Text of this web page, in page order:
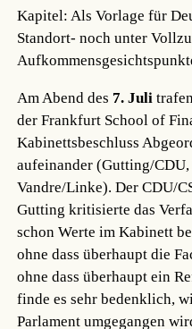
Kapitel: Als Vorlage für
Standort- noch unter
Am Abend des 7. Juli
der Frankfurt School of
Kabinettsbeschluss
aufeinander (Gutting/
Vandre/Linke). Der CDU/
Gutting kritisierte das
schon Werte im Kabinett
ohne dass überhaupt die
ohne dass überhaupt ein
finde es sehr bedenklich,
Parlament umgegangen